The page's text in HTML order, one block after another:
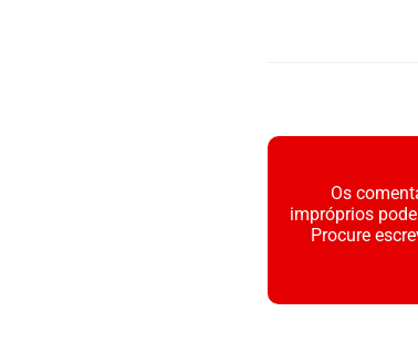
Os
impróprios
Procure